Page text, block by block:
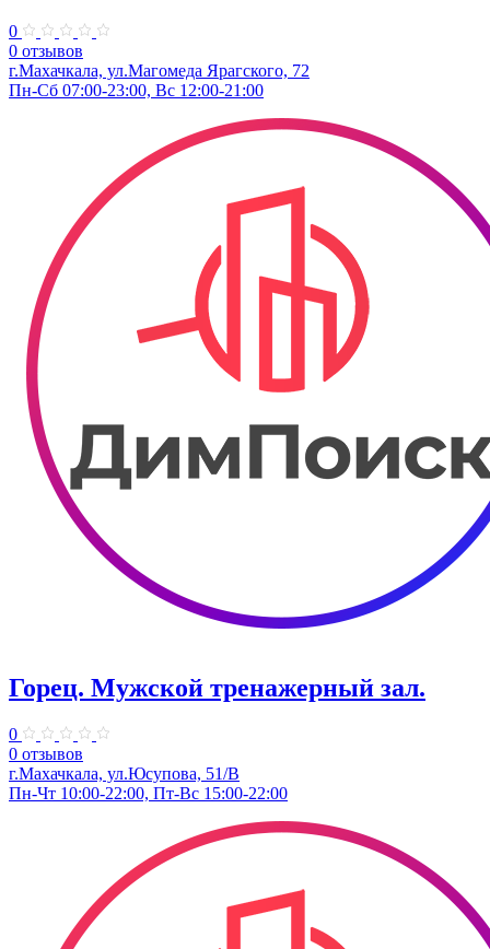
0
0 отзывов
г.Махачкала, ул.Магомеда Ярагского, 72
Пн-Сб 07:00-23:00, Вс 12:00-21:00
Горец. Мужской тренажерный зал.
0
0 отзывов
г.Махачкала, ул.​Юсупова, 51/В
Пн-Чт 10:00-22:00, Пт-Вс 15:00-22:00